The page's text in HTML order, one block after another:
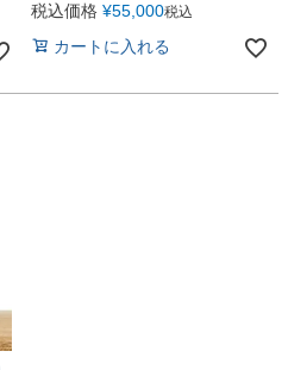
税込価格 ¥55,000税込
カートに入れる